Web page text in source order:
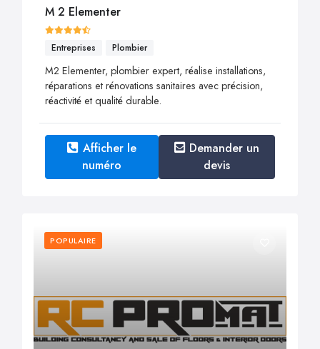
M 2 Elementer
Entreprises Plombier
M2 Elementer, plombier expert, réalise installations,
réparations et rénovations sanitaires avec précision,
réactivité et qualité durable.
Afficher le
numéro
Demander un
devis
POPULAIRE